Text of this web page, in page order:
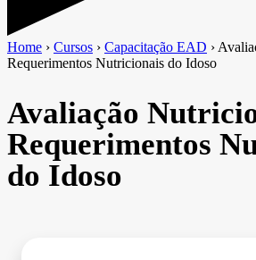
Home › Cursos › Capacitação EAD ›
Requerimentos Nutricionais do Idoso
Avaliação
Requerimentos
do Idoso